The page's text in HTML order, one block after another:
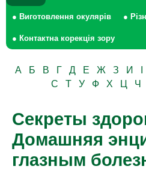
● Виготовлення окулярів ●
● Контактна корекція зору
А Б В Г Д Е Ж З И
С
Т У Ф Х Ц Ч
Секреты
Домашняя
глазным